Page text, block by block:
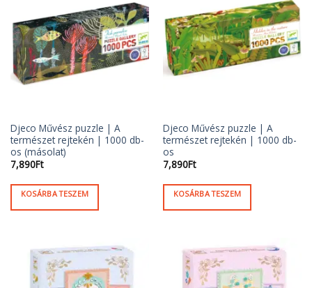
Djeco Művész puzzle | A
természet rejtekén | 1000 db-
os (másolat)
7,890Ft
KOSÁRBA TESZEM
Djeco Művész puzzle | A
természet rejtekén | 1000 db-
os
7,890Ft
KOSÁRBA TESZEM